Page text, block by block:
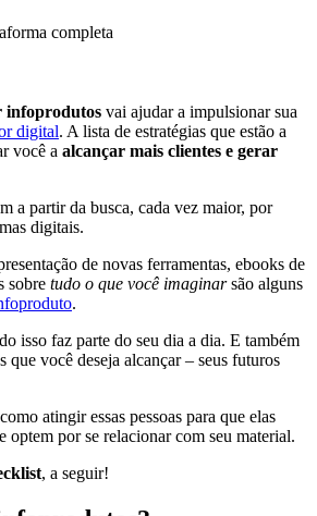
completa
infoprodutos vai ajudar a impulsionar sua
digital. A lista de estratégias que estão a
você a alcançar mais clientes e gerar
a partir da busca, cada vez maior, por
digitais.
de novas ferramentas, ebooks de
sobre tudo o que você imaginarsão alguns
.
isso faz parte do seu dia a dia. E também
que você deseja alcançar – seus futuros
atingir essas pessoas para que elas
optem por se relacionar com seu material.
, a seguir!